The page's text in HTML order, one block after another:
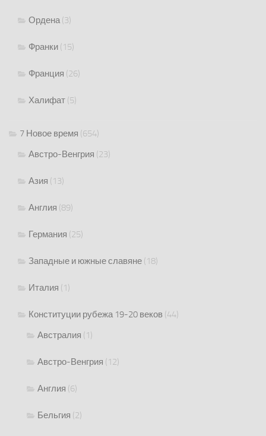
Ордена(3)
Франки (15)
Франция (26)
Халифат (5)
7 Новое время (654)
Австро-Венгрия (23)
Азия (13)
Англия (89)
Германия (25)
Западные и южные славяне (18)
Италия (1)
Конституции рубежа 19-20 веков (44)
Австралия (1)
Австро-Венгрия (12)
Англия (6)
Бельгия (2)